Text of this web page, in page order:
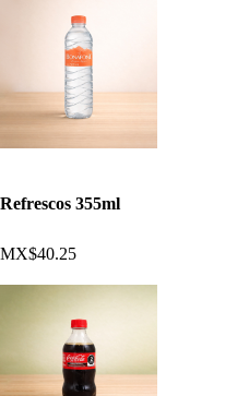
Refrescos 355ml
MX$40.25